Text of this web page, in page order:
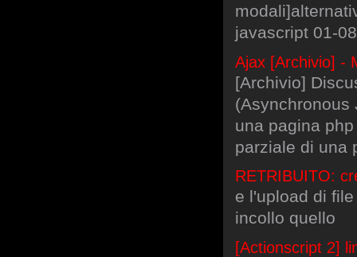
javascript 01-
Ajax [Archivio] -
[Archivio]
(Asynchronous
una pagina
parziale di una
RETRIBUITO:
e l'upload di
incollo quello
[Actionscript 2]